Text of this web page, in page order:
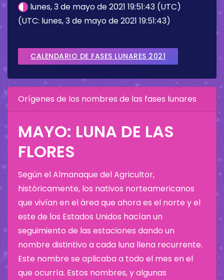
lunes, 3 de mayo de 2021 19:51:43 (UTC)
(UTC: lunes, 3 de mayo de 2021 19:51:43)
CALENDARIO DE FASES LUNARES 2021
Orígenes de los nombres de las fases lunares
MAYO: LUNA DE LAS
FLORES
Según el Almanaque del Agricultor,
históricamente, los nativos norteamericanos
que vivían en el área que ahora es el norte y el
este de los Estados Unidos hacían un
seguimiento de las estaciones dando un
nombre distintivo a cada luna llena recurrente.
Este nombre se aplicaba a todo el mes en el
que ocurría. Estos nombres, y algunas